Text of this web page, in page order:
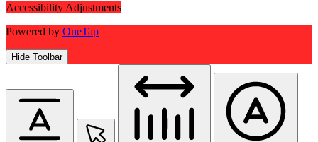
Accessibility Adjustments
Powered by OneTap
Hide Toolbar